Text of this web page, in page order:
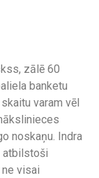
zālē 60
banketu
varam vēl
noskaņu. Indra
atbilstoši
ne visai